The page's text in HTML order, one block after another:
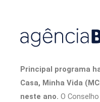
Principal programa
Casa, Minha Vida
neste ano. O